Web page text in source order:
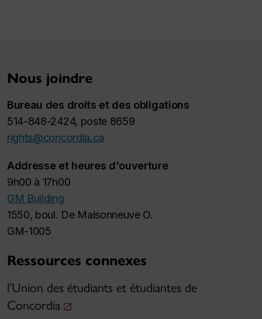
Nous joindre
Bureau des droits et des obligations
514-848-2424, poste 8659
rights@concordia.ca
Addresse et heures d'ouverture
9h00 à 17h00
GM Building
1550, boul. De Maisonneuve O.
GM-1005
Ressources connexes
l’Union des étudiants et étudiantes de
Concordia